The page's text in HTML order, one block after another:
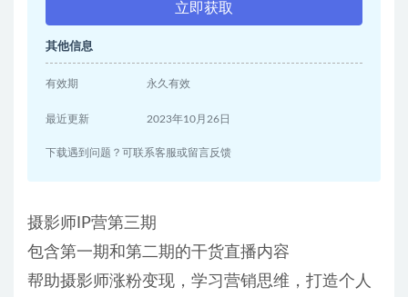
立即获取
其他信息
有效期 永久有效
最近更新 2023年10月26日
下载遇到问题？可联系客服或留言反馈
摄影师IP营第三期
包含第一期和第二期的干货直播内容
帮助摄影师涨粉变现，学习营销思维，打造个人